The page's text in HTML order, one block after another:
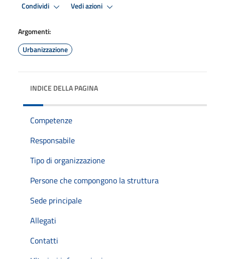
Condividi Vedi azioni
Argomenti:
Urbanizzazione
INDICE DELLA PAGINA
Competenze
Responsabile
Tipo di organizzazione
Persone che compongono la struttura
Sede principale
Allegati
Contatti